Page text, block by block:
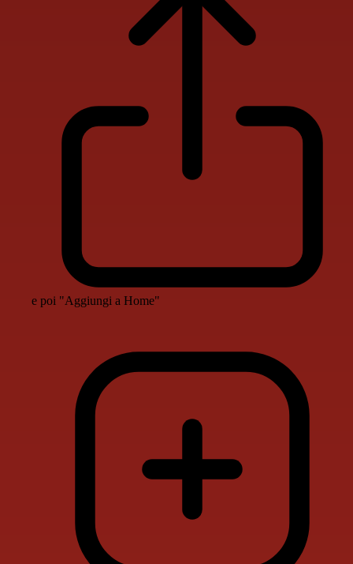
e poi "Aggiungi a Home"